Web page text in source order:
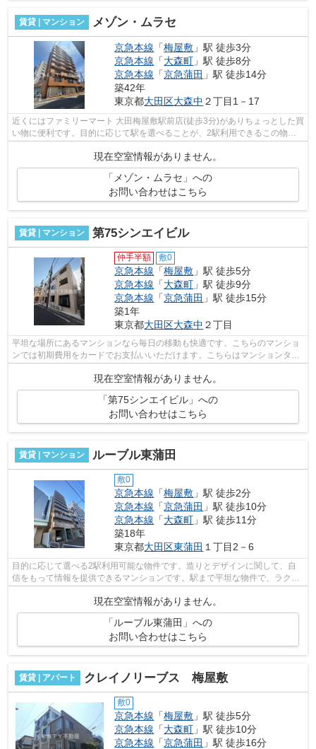
賃貸 | マンション メゾン・ムラセ
京急本線 「梅屋敷 」駅 徒歩3分
京急本線 「大森町 」駅 徒歩8分
京急本線 「京急蒲田 」駅 徒歩14分
築42年
東京都大田区大森中 ２丁目1－17
近くにはファミリーマート 大田梅屋敷駅前店(徒歩3分)がありちょっとした買
い物に便利です。目的に応じて駅を選べることが、2駅利用できるこの物件
のメリットです。こちらはマンション...
現在空室情報がありません。
「メゾン・ムラセ」への
お問い合わせはこちら
賃貸 | マンション 第75シンエイビル
仲手半額 敷0
京急本線 「梅屋敷 」駅 徒歩5分
京急本線 「大森町 」駅 徒歩9分
京急本線 「京急蒲田 」駅 徒歩15分
築1年
東京都大田区大森中 ２丁目
平坦な場所にあるマンションなら毎日の移動も快適です。こちらのマンショ
ンでは初期費用をカードでお支払いいただけます。こちらはマンションタイ
現在空室情報がありません。
「第75シンエイビル」への
お問い合わせはこちら
賃貸 | マンション ルーブル東蒲田
敷0
京急本線 「梅屋敷 」駅 徒歩2分
京急本線 「京急蒲田 」駅 徒歩10分
京急本線 「大森町 」駅 徒歩11分
築18年
東京都大田区東蒲田 １丁目2－6
目的に応じて選べる2駅利用可能な物件です。造りとデザインに関して、自
信をもって情報を提供できるマンションです。駅まで平坦な物件で、ラクに
現在空室情報がありません。
「ルーブル東蒲田」への
お問い合わせはこちら
賃貸 | アパート クレイノリーブス 梅屋敷
敷0
京急本線 「梅屋敷 」駅 徒歩5分
京急本線 「大森町 」駅 徒歩10分
京急本線 「京急蒲田 」駅 徒歩16分